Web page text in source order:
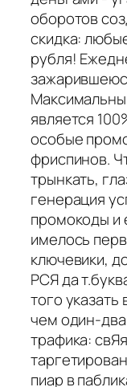
оборотов
скидка:
рубля!
является
особые
фриспинов.
трынкать,
генерация
промокоды и
имелось
ключевики,
РСЯ да
того
чем один-
трафика:
пиар в